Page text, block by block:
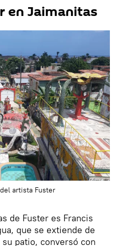
en Jaimanitas
artista Fuster
de Fuster es Francis
que se extiende de
patio, conversó con